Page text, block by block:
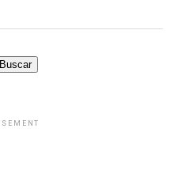
Buscar